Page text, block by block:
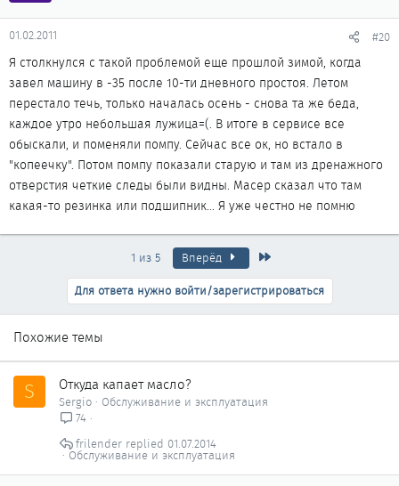
01.02.2011 #20
Я столкнулся с такой проблемой еще прошлой зимой, когда
завел машину в -35 после 10-ти дневного простоя. Летом
перестало течь, только началась осень - снова та же беда,
каждое утро небольшая лужица=(. В итоге в сервисе все
обыскали, и поменяли помпу. Сейчас все ок, но встало в
"копеечку". Потом помпу показали старую и там из дренажного
отверстия четкие следы были видны. Масер сказал что там
какая-то резинка или подшипник... Я уже честно не помню
1 из 5 Вперёд
Для ответа нужно войти/зарегистрироваться
Похожие темы
S Откуда капает масло?
Sergio
Обслуживание и эксплуатация
74
Обслуживание и эксплуатация
01.07.2014
frilender